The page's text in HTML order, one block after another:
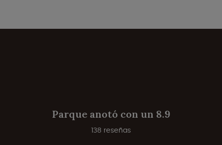
Parque anotó con un 8.9
138 reseñas